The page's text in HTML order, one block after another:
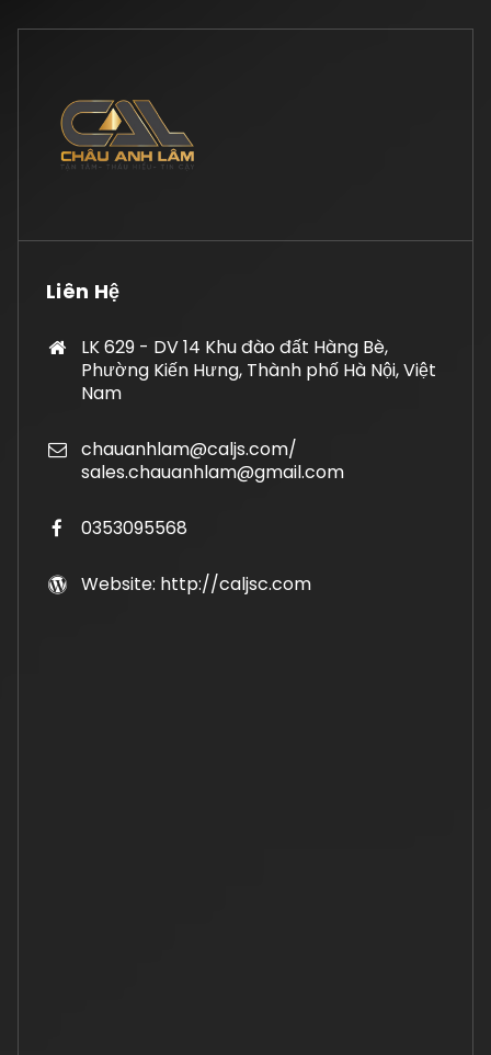
Liên Hệ
LK 629 - DV 14 Khu đào đất Hàng Bè,
Phường Kiến Hưng, Thành phố Hà Nội, Việt
Nam
chauanhlam@caljs.com/
sales.chauanhlam@gmail.com
0353095568
Website: http://caljsc.com